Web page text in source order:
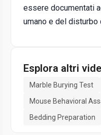
essere documentati
umano e del
Esplora altri
Marble Burying Test
Mouse Behavioral
Bedding Preparation